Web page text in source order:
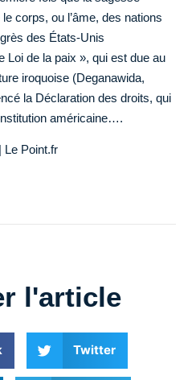
corps, ou l’âme, des nations
des États-Unis
Loi de la paix », qui est due au
iroquoise (Deganawida,
la Déclaration des droits, qui
américaine….
| Le Point.fr
l'article
Twitter